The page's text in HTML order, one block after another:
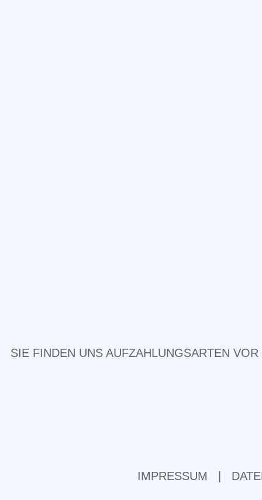
SIE FINDEN UNS AUFZAHLUNGSARTEN VOR
IMPRESSUM